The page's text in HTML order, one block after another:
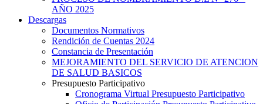
AÑO 2025
Descargas
Documentos Normativos
Rendición de Cuentas 2024
Constancia de Presentación
MEJORAMIENTO DEL SERVICIO DE ATENCION
DE SALUD BASICOS
Presupuesto Participativo
Cronograma Virtual Presupuesto Participativo